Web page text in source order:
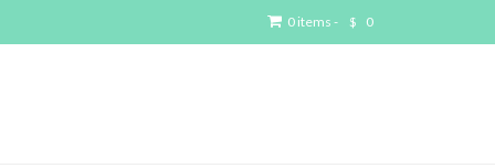
0 items - $ 0